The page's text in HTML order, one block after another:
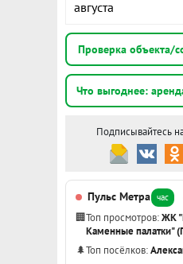
августа
Проверка объекта/
Что выгоднее:
Подписывайтесь
Пульс Метра час
🏢Топ просмотров:ЖК
Каменные палатки"
🌲Топ посёлков: